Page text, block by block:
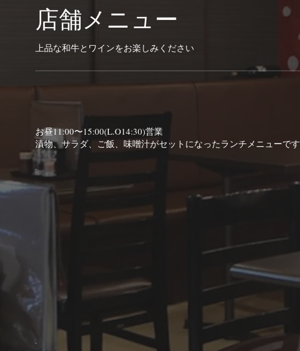
店舗メニュー
上品な和牛とワインをお楽しみください
お昼11:00〜15:00(L.O14:30)営業
漬物、サラダ、ご飯、味噌汁がセットになったランチメニューです